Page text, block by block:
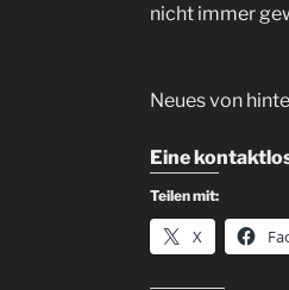
nicht immer
Neues von
Eine
Teilen mit:
X